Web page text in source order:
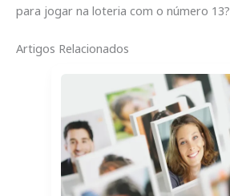
para jogar na loteria com o número 13?
Artigos Relacionados